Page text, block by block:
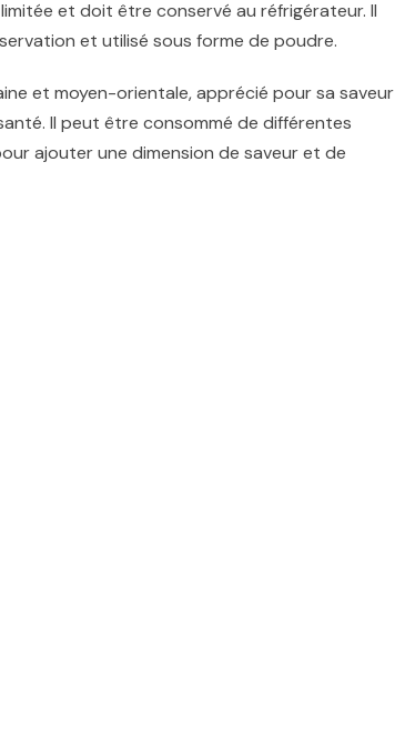
et doit être conservé au réfrigérateur. Il
et utilisé sous forme de poudre.
et moyen-orientale, apprécié pour sa saveur
Il peut être consommé de différentes
ajouter une dimension de saveur et de